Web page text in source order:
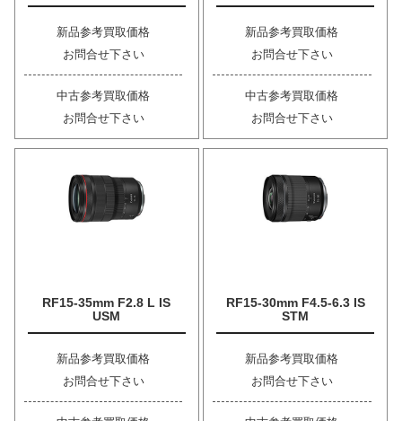
新品参考買取価格
お問合せ下さい
中古参考買取価格
お問合せ下さい
新品参考買取価格
お問合せ下さい
中古参考買取価格
お問合せ下さい
RF15-35mm F2.8 L IS
USM
新品参考買取価格
お問合せ下さい
RF15-30mm F4.5-6.3 IS
STM
新品参考買取価格
お問合せ下さい